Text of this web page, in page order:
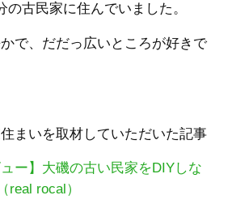
の古民家に住んでいました。
で、だだっ広いところが好きで
まいを取材していただいた記事
ュー】大磯の古い民家をDIYしな
real rocal）